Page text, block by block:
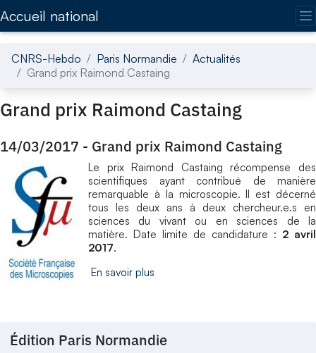
Accueil national
CNRS-Hebdo Paris Normandie
Actualités
Grand prix Raimond Castaing
Grand prix Raimond Castaing
14/03/2017 - Grand prix Raimond Castaing
Le prix Raimond Castaing récompense des
scientifiques ayant contribué de manière
remarquable à la microscopie. Il est décerné
tous les deux ans à deux chercheur.e.s en
sciences du vivant ou en sciences de la
matière. Date limite de candidature : 2 avril
2017.
En savoir plus
Édition Paris Normandie